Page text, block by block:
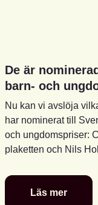
De är
barn- och
Nu kan vi avslöja
har nominerat till
och ungdomspriser:
plaketten och Nils
Läs mer
De